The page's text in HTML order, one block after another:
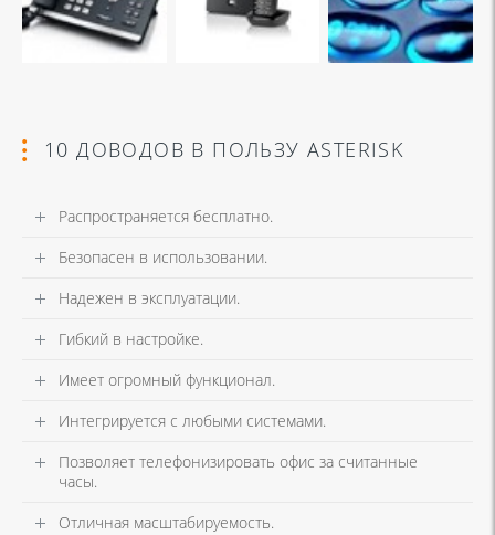
10 ДОВОДОВ В ПОЛЬЗУ ASTERISK
Распространяется бесплатно.
Безопасен в использовании.
Надежен в эксплуатации.
Гибкий в настройке.
Имеет огромный функционал.
Интегрируется с любыми системами.
Позволяет телефонизировать офис за считанные
часы.
Отличная масштабируемость.